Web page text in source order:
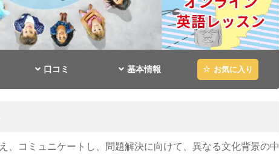
口コミ 基本情報 お気に入り
、コミュニケートし、問題解決に向けて、異なる文化背景の中